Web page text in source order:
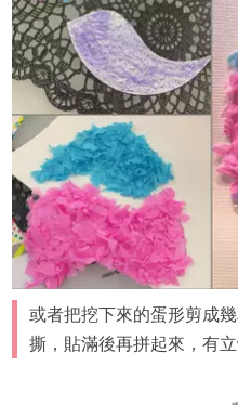
或者把挖下來的蛋形剪成
撕，貼滿後再拼起來，有立